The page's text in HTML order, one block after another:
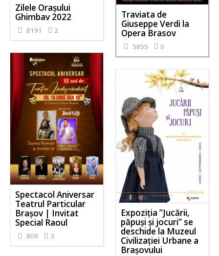
Zilele Orașului
Ghimbav 2022
8191 2
Traviata de
Giuseppe Verdi la
Opera Brasov
5855 0
Spectacol Aniversar
Teatrul Particular
Brașov | Invitat
Special Raoul
809 3
Expoziţia ”Jucării,
păpuși și jocuri” se
deschide la Muzeul
Civilizației Urbane a
Brașovului